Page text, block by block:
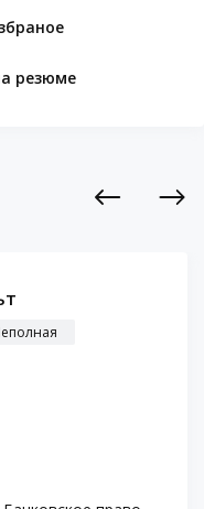
резюме